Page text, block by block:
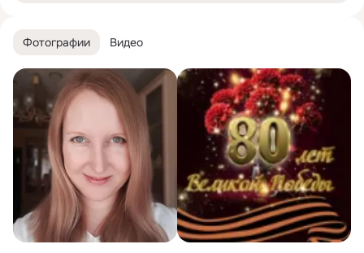
Фотографии Видео